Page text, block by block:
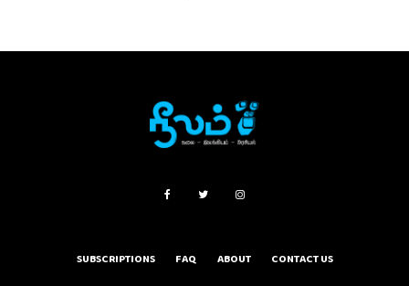
SUBSCRIPTIONS FAQ ABOUT CONTACT US